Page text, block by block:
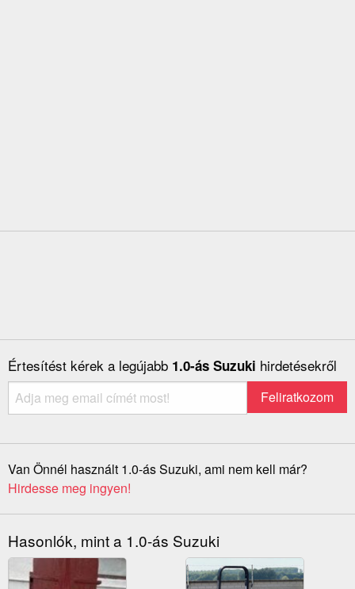
Értesítést kérek a legújabb 1.0-ás Suzuki hirdetésekről
Van Önnél használt 1.0-ás Suzuki, ami nem kell már?
Hirdesse meg ingyen!
Hasonlók, mint a 1.0-ás Suzuki